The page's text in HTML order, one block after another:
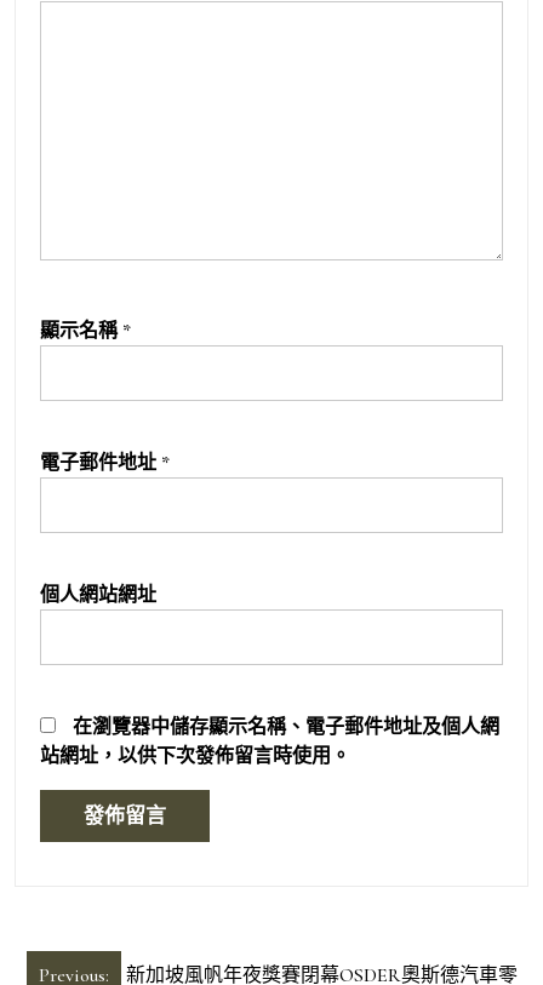
顯示名稱 *
電子郵件地址 *
個人網站網址
在瀏覽器中儲存顯示名稱、電子郵件地址及個人網
站網址，以供下次發佈留言時使用。
文Previous:
新加坡風帆年夜獎賽閉幕OSDER奧斯德汽車零